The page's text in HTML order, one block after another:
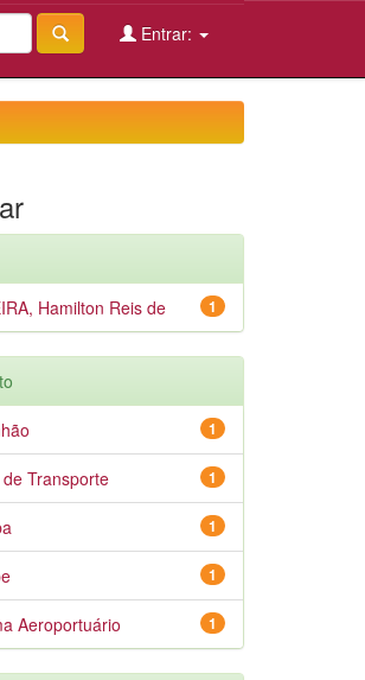
Entrar:
1
Hamilton Reis de
1
1
Transporte
1
1
1
Aeroportuário